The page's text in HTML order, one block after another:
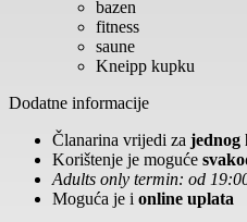
bazen
fitness
saune
Kneipp kupku
Dodatne informacije
Članarina vrijedi za jednog
Korištenje je moguće
Adults only termin: od
Moguća je i online uplata